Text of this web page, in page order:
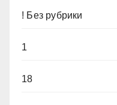
! Без рубрики
1
18